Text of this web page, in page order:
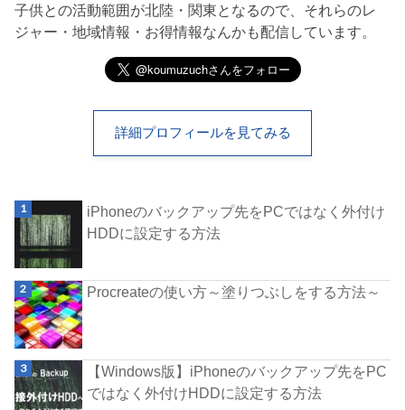
子供との活動範囲が北陸・関東となるので、それらのレ
ジャー・地域情報・お得情報なんかも配信しています。
詳細プロフィールを見てみる
iPhoneのバックアップ先をPCではなく外付け
HDDに設定する方法
Procreateの使い方～塗りつぶしをする方法～
【Windows版】iPhoneのバックアップ先をPC
ではなく外付けHDDに設定する方法